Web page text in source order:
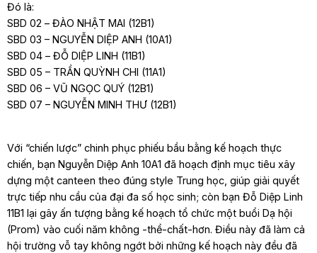
Đó là:
SBD 02 – ĐÀO NHẬT MAI (12B1)
SBD 03 – NGUYỄN DIỆP ANH (10A1)
SBD 04 – ĐỖ DIỆP LINH (11B1)
SBD 05 – TRẦN QUỲNH CHI (11A1)
SBD 06 – VŨ NGỌC QUÝ (12B1)
SBD 07 – NGUYỄN MINH THƯ (12B1)
Với “chiến lược” chinh phục phiếu bầu bằng kế hoạch thực
chiến, bạn Nguyễn Diệp Anh 10A1 đã hoạch định mục tiêu xây
dựng một canteen theo đúng style Trung học, giúp giải quyết
trực tiếp nhu cầu của đại đa số học sinh; còn bạn Đỗ Diệp Linh
11B1 lại gây ấn tượng bằng kế hoạch tổ chức một buổi Dạ hội
(Prom) vào cuối năm không -thể-chất-hơn. Điều này đã làm cả
hội trường vỗ tay không ngớt bởi những kế hoạch này đều đã